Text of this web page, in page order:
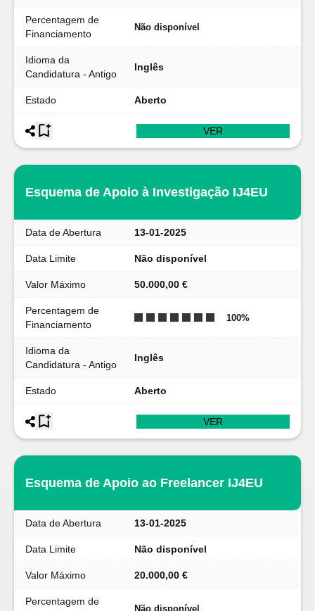
Percentagem de
Financiamento
Não disponível
Idioma da
Candidatura - Antigo
Inglês
Estado Aberto
VER
Esquema de Apoio à Investigação IJ4EU
Data de Abertura 13-01-2025
Data Limite Não disponível
Valor Máximo 50.000,00 €
Percentagem de
Financiamento
100%
Idioma da
Candidatura - Antigo
Inglês
Estado Aberto
VER
Esquema de Apoio ao Freelancer IJ4EU
Data de Abertura 13-01-2025
Data Limite Não disponível
Valor Máximo 20.000,00 €
Percentagem de
Não disponível